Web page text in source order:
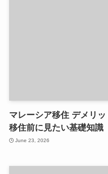
マレーシア移住 デメリッ
移住前に見たい基礎知識
June 23, 2026